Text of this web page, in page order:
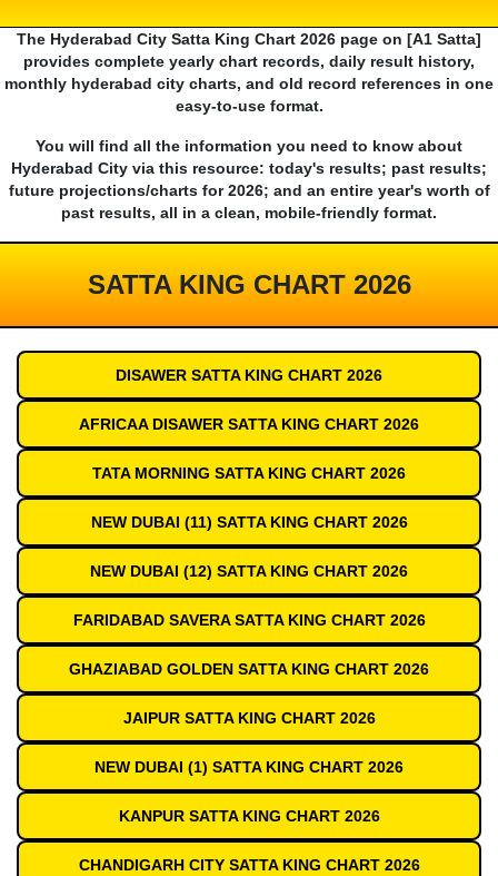
The Hyderabad City Satta King Chart 2026 page on [A1 Satta]
provides complete yearly chart records, daily result history,
monthly hyderabad city charts, and old record references in one
easy-to-use format.
You will find all the information you need to know about
Hyderabad City via this resource: today's results; past results;
future projections/charts for 2026; and an entire year's worth of
past results, all in a clean, mobile-friendly format.
SATTA KING CHART 2026
DISAWER SATTA KING CHART 2026
AFRICAA DISAWER SATTA KING CHART 2026
TATA MORNING SATTA KING CHART 2026
NEW DUBAI (11) SATTA KING CHART 2026
NEW DUBAI (12) SATTA KING CHART 2026
FARIDABAD SAVERA SATTA KING CHART 2026
GHAZIABAD GOLDEN SATTA KING CHART 2026
JAIPUR SATTA KING CHART 2026
NEW DUBAI (1) SATTA KING CHART 2026
KANPUR SATTA KING CHART 2026
CHANDIGARH CITY SATTA KING CHART 2026